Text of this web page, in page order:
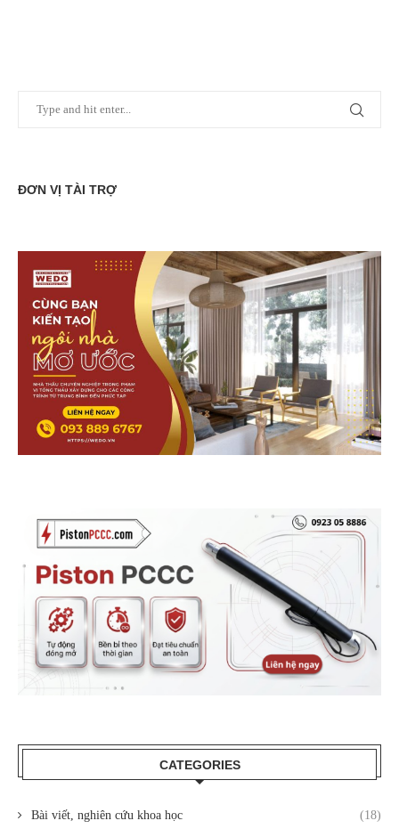
ĐƠN VỊ TÀI TRỢ
CATEGORIES
Bài viết, nghiên cứu khoa học (18)